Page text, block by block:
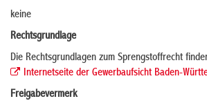
keine
Rechtsgrundlage
Die Rechtsgrundlagen zum Sprengstoffrecht
Internetseite der Gewerbaufsicht Baden-
Freigabevermerk